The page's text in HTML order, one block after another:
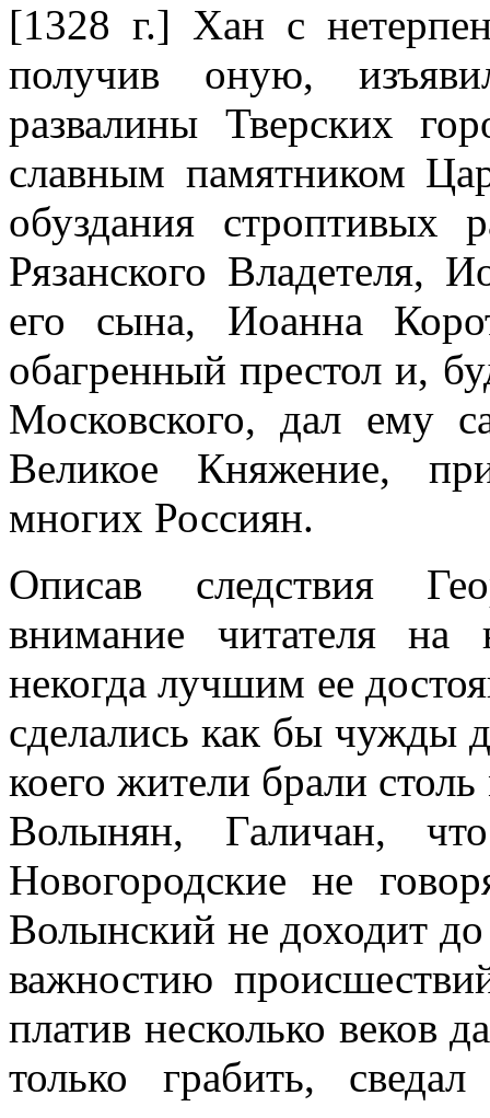
[1328 г.] Хан с
получив оную,
развалины Тверских
славным памятником
обуздания
Рязанского Владетеля,
его сына, Иоанна
обагренный престол и,
Московского, дал ему
Великое Княжение,
многих Россиян.
Описав следствия
внимание читателя
некогда лучшим ее
сделались как бы чужды
коего жители брали
Волынян, Галичан,
Новогородские не
Волынский не доходит
важностию
платив несколько веков
только грабить,